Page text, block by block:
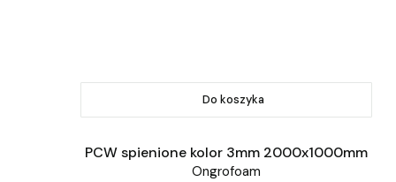
Do koszyka
PCW spienione kolor 3mm 2000x1000mm
Ongrofoam